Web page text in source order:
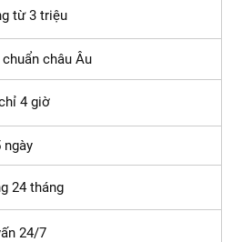
từ 3 triệu
châu Âu
4 giờ
ngày
24 tháng
24/7